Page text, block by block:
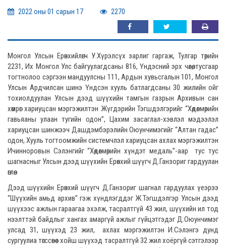
2022 оны 01 сарын 17 2270
Монгол Улсын Ерөнхийлөгч У.Хүрэлсүх зарлиг гаргаж, Тулгар төрийн
2231, Их Монгол Улс байгуулагдсаны 816, Үндэсний эрх чөлөө, тусгаар
тогтнолоо сэргээн мандуулсны 111, Ардын хувьсгалын 101, Монгол
Улсын Ардчилсан шинэ Үндсэн хууль батлагдсаны 30 жилийн ойг
тохиолдуулан Улсын дээд шүүхийн тамгын газрын Архивын сан
хөмрөг хариуцсан мэргэжилтэн Жүгдэрийн Тэгшдэлгэрийг “Хөдөлмөрийн
гавьяаны улаан тугийн одон”, Цахим засаглал-хэвлэл мэдээлэл
хариуцсан шинжээч Дашдэмбэрэлийн Оюунчимэгийг “Алтан гадас”
одон, Хууль тогтоомжийн системчлэл хариуцсан ахлах мэргэжилтэн
Ичинноровын Сэлэнгийг “Хөдөлмөрийн хүндэт медаль”-аар тус тус
шагнасныг Улсын дээд шүүхийн Ерөнхий шүүгч Д.Ганзориг гардуулан
өглөө.
Дээд шүүхийн Ерөнхий шүүгч Д.Ганзориг шагнал гардуулах үеэрээ
“Шүүхийн амьд архив” гэж хүндлэгддэг Ж.Тэгшдэлгэр Улсын дээд
шүүхээс ажлын гараагаа эхэлж, тасралтгүй 43 жил, шүүхийн ил тод
нээлттэй байдлыг хангах амаргүй ажлыг гүйцэтгэдэг Д.Оюунчимэг
улсад 31, шүүхэд 23 жил, ахлах мэргэжилтэн И.Сэлэнгэ дунд
сургуулиа төгссөнөөс хойш шүүхэд тасралтгүй 32 жил хоёргүй сэтгэлээр